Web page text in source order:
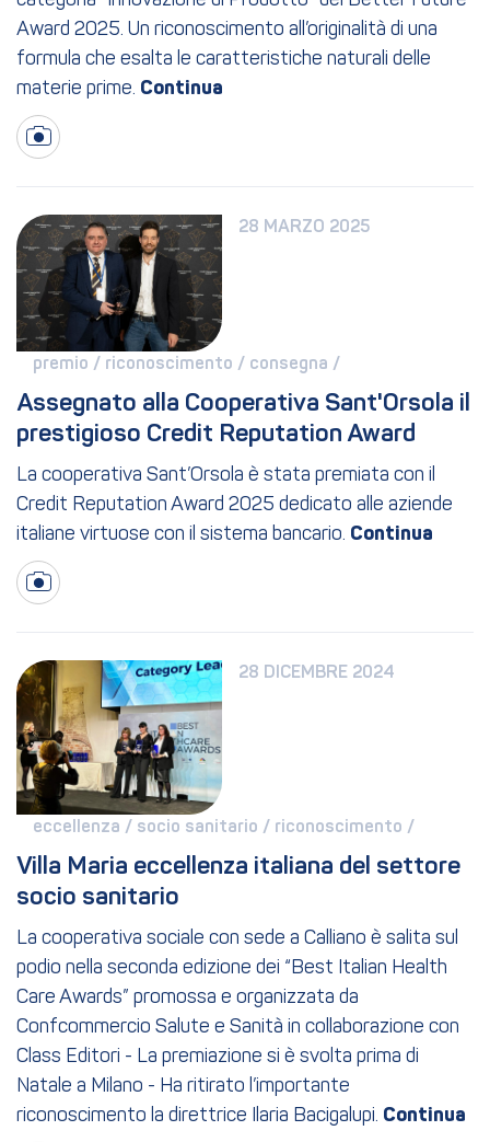
Award 2025. Un riconoscimento all’originalità di una
formula che esalta le caratteristiche naturali delle
materie prime.
28 MARZO 2025
premio / riconoscimento / consegna /
Assegnato alla Cooperativa Sant'Orsola il
prestigioso Credit Reputation Award
La cooperativa Sant’Orsola è stata premiata con il
Credit Reputation Award 2025 dedicato alle aziende
italiane virtuose con il sistema bancario.
28 DICEMBRE 2024
eccellenza / socio sanitario / riconoscimento /
Villa Maria eccellenza italiana del settore
socio sanitario
La cooperativa sociale con sede a Calliano è salita sul
podio nella seconda edizione dei “Best Italian Health
Care Awards” promossa e organizzata da
Confcommercio Salute e Sanità in collaborazione con
Class Editori - La premiazione si è svolta prima di
Natale a Milano - Ha ritirato l’importante
riconoscimento la direttrice Ilaria Bacigalupi.